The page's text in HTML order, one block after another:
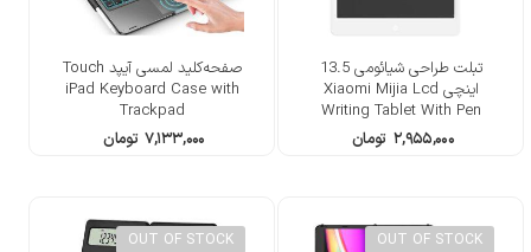
تبلت طراحی شیائومی 13.5
اینچی Xiaomi Mijia Lcd
Writing Tablet With Pen
Digital Drawing
۲,۹۵۵,۰۰۰ تومان
صفحه‌کلید لمسی آیپد Touch
iPad Keyboard Case with
Trackpad
۷,۱۳۳,۰۰۰ تومان
OUT OF STOCK
OUT OF STOCK